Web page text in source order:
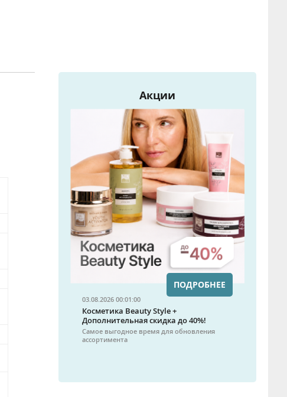
Акции
03.08.2026 00:01:00
Косметика Beauty Style +
Дополнительная скидка до 40%!
Самое выгодное время для обновления
ассортимента
ПОДРОБНЕЕ